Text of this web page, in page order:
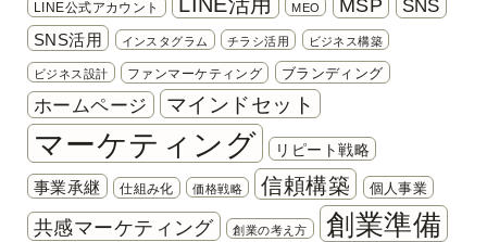
LINE公式アカウント MEO MSP SNS
SNS活用 インスタグラム チラシ活用 ビジネス構築
ビジネス設計 ファンマーケティング ブランディング
ホームページ マインドセット
マーケティング リピート戦略
事業承継 仕組み化 価格戦略 信頼構築 個人事業
共感マーケティング 創業の考え方 創業準備